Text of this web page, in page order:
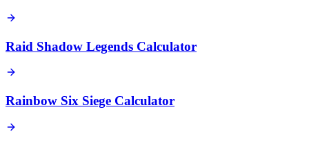
Raid Shadow Legends Calculator
Rainbow Six Siege Calculator